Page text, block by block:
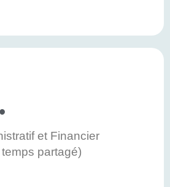
et Financier
partagé)